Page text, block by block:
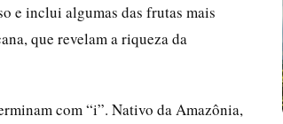
e inclui algumas das frutas mais
que revelam a riqueza da
com “i”. Nativo da Amazônia,